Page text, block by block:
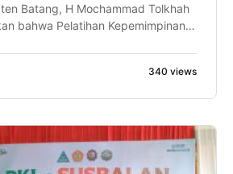
Batang, H Mochammad Tolkhah
bahwa Pelatihan Kepemimpinan
dan kemampuan
Kursus Banser Lanjutan
[…]
340 views